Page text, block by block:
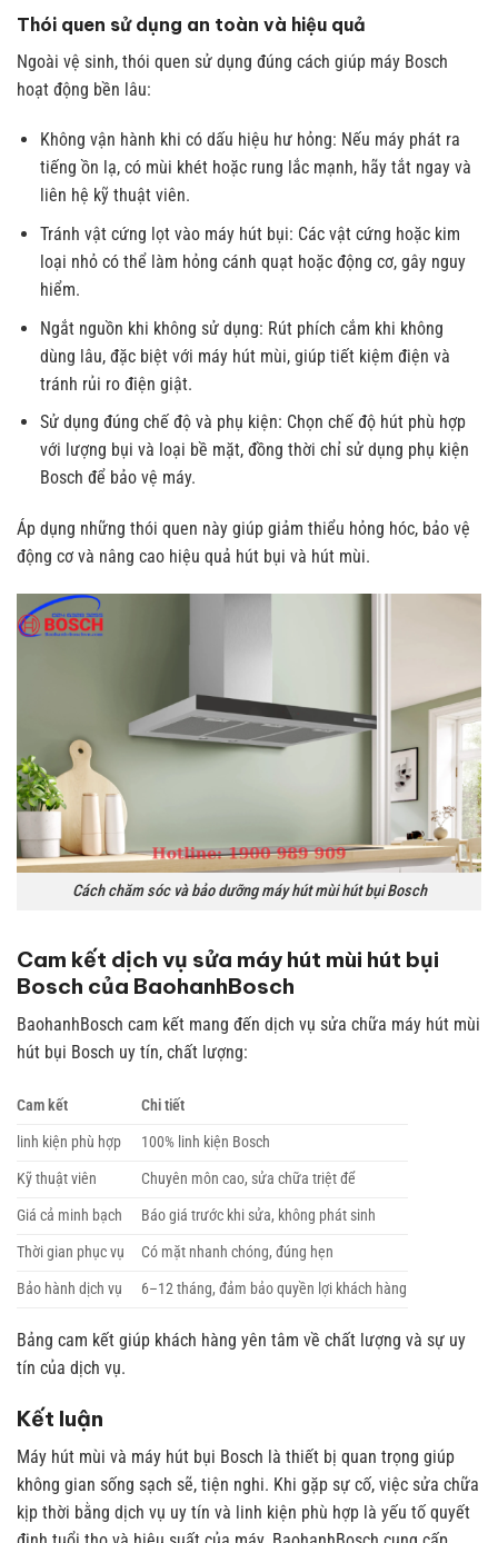
Thói quen sử dụng an toàn và hiệu quả
Ngoài vệ sinh, thói quen sử dụng đúng cách giúp máy Bosch
hoạt động bền lâu:
Không vận hành khi có dấu hiệu hư hỏng: Nếu máy phát ra
tiếng ồn lạ, có mùi khét hoặc rung lắc mạnh, hãy tắt ngay và
liên hệ kỹ thuật viên.
Tránh vật cứng lọt vào máy hút bụi: Các vật cứng hoặc kim
loại nhỏ có thể làm hỏng cánh quạt hoặc động cơ, gây nguy
hiểm.
Ngắt nguồn khi không sử dụng: Rút phích cắm khi không
dùng lâu, đặc biệt với máy hút mùi, giúp tiết kiệm điện và
tránh rủi ro điện giật.
Sử dụng đúng chế độ và phụ kiện: Chọn chế độ hút phù hợp
với lượng bụi và loại bề mặt, đồng thời chỉ sử dụng phụ kiện
Bosch để bảo vệ máy.
Áp dụng những thói quen này giúp giảm thiểu hỏng hóc, bảo vệ
động cơ và nâng cao hiệu quả hút bụi và hút mùi.
Cách chăm sóc và bảo dưỡng máy hút mùi hút bụi Bosch
Cam kết dịch vụ sửa máy hút mùi hút bụi
Bosch của BaohanhBosch
BaohanhBosch cam kết mang đến dịch vụ sửa chữa máy hút mùi
hút bụi Bosch uy tín, chất lượng:
Cam kết
Chi tiết
linh kiện phù hợp
100% linh kiện Bosch
Kỹ thuật viên
Chuyên môn cao, sửa chữa triệt để
Giá cả minh bạch
Báo giá trước khi sửa, không phát sinh
Thời gian phục vụ
Có mặt nhanh chóng, đúng hẹn
Bảo hành dịch vụ
6–12 tháng, đảm bảo quyền lợi khách hàng
Bảng cam kết giúp khách hàng yên tâm về chất lượng và sự uy
tín của dịch vụ.
Kết luận
Máy hút mùi và máy hút bụi Bosch là thiết bị quan trọng giúp
không gian sống sạch sẽ, tiện nghi. Khi gặp sự cố, việc sửa chữa
kịp thời bằng dịch vụ uy tín và linh kiện phù hợp là yếu tố quyết